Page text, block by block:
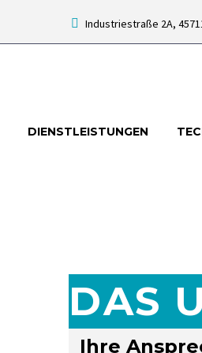
Industriestraße 2A,
DIENSTLEISTUNGEN
DAS
Ihre